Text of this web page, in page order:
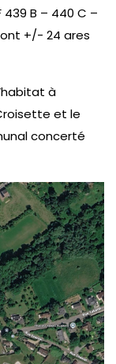
B – 440 C –
+/- 24 ares
à
et le
concerté